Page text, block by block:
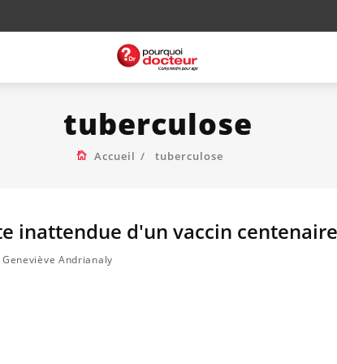
tuberculose
Accueil tuberculose
inattendue d'un vaccin centenaire
Geneviève Andrianaly